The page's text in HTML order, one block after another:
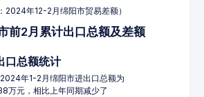
2024年12-2月绵阳市贸易差额）
前2月累计出口总额及差额
口总额统计
年1-2月绵阳市进出口总额为
万元，相比上年同期减少了